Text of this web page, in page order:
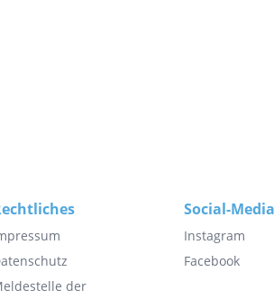
der
Social-Media
Instagram
Facebook